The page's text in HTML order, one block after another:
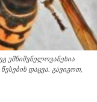
უმნიშვნელოვანესია
დაცვა. გავიგოთ,